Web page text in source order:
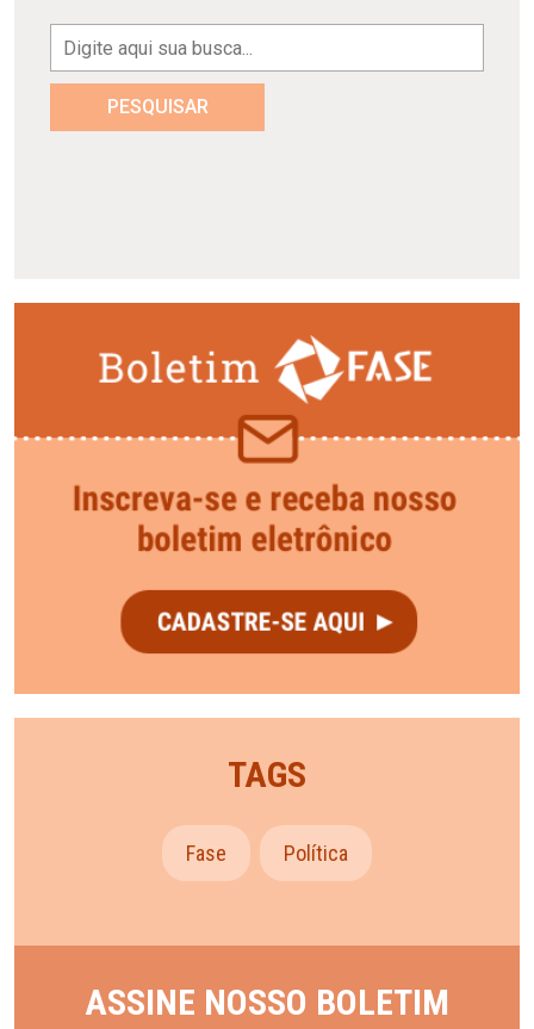
PESQUISAR
TAGS
Fase Política
ASSINE NOSSO BOLETIM